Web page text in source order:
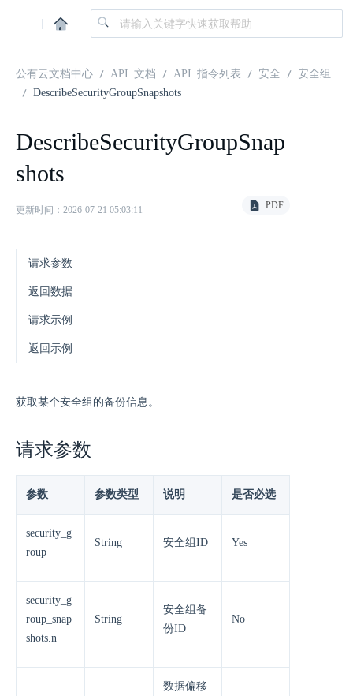
|
公有云文档中心 API 文档 API 指令列表 安全
安全组
DescribeSecurityGroupSnapshots
DescribeSecurityGroupSnap
shots
更新时间：2026-07-21 05:03:11 PDF
请求参数
返回数据
请求示例
返回示例
获取某个安全组的备份信息。
请求参数
参数 参数类型 说明 是否必选
security_g
roup
String 安全组ID Yes
security_g
roup_snap
shots.n
String
安全组备
份ID
No
数据偏移